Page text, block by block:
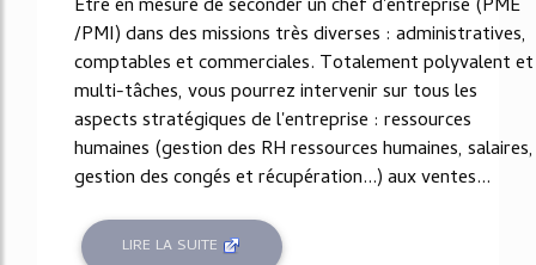
Être en mesure de seconder un chef d'entreprise (PME
/PMI) dans des missions très diverses : administratives,
comptables et commerciales. Totalement polyvalent et
multi-tâches, vous pourrez intervenir sur tous les
aspects stratégiques de l'entreprise : ressources
humaines (gestion des RH ressources humaines, salaires,
gestion des congés et récupération...) aux ventes...
LIRE LA SUITE